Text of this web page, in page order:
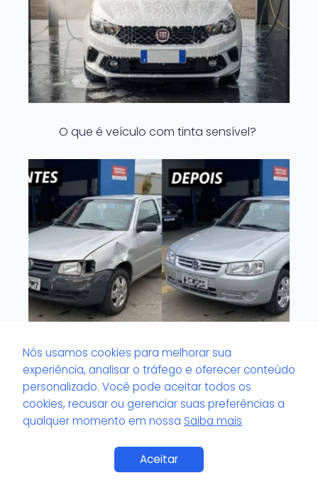
O que é veículo com tinta sensível?
O que é valor de pH no verniz?
Nós usamos cookies para melhorar sua
experiência, analisar o tráfego e oferecer conteúdo
personalizado. Você pode aceitar todos os
cookies, recusar ou gerenciar suas preferências a
qualquer momento em nossa Saiba mais
Aceitar Saiba Mais